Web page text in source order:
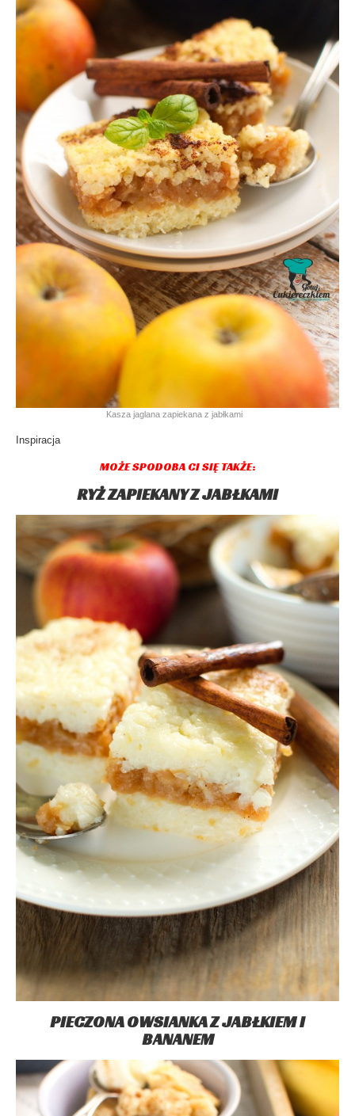
Kasza jaglana zapiekana z jabłkami
Inspiracja
MOŻE SPODOBA CI SIĘ TAKŻE:
RYŻ ZAPIEKANY Z JABŁKAMI
PIECZONA OWSIANKA Z JABŁKIEM I
BANANEM